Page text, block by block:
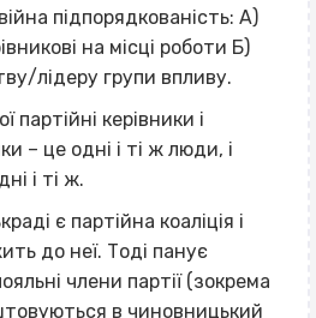
підпорядкованість: А)
на місці роботи Б)
лідеру групи впливу.
партійні керівники і
– це одні і ті ж люди, і
і ті ж.
є партійна коаліція і
до неї. Тоді панує
члени партії (зокрема
в чиновницький